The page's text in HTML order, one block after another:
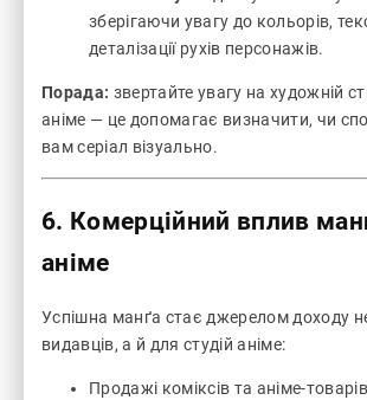
зберігаючи увагу до кольорів,
деталізації рухів персонажів.
Порада: звертайте увагу на художній
аніме — це допомагає визначити, чи
вам серіал візуально.
6. Комерційний вплив
аніме
Успішна манґа стає джерелом доходу
видавців, а й для студій аніме:
Продажі коміксів та аніме-